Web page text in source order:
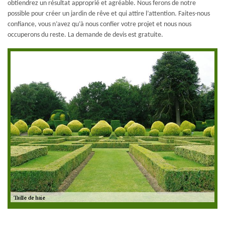
obtiendrez un résultat approprié et agréable. Nous ferons de notre
possible pour créer un jardin de rêve et qui attire l’attention. Faites-nous
confiance, vous n’avez qu’à nous confier votre projet et nous nous
occuperons du reste. La demande de devis est gratuite.